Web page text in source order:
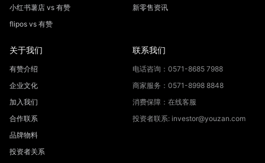
小红书薯店 vs 有赞
flipos vs 有赞
新零售资讯
关于我们
有赞介绍
企业文化
加入我们
合作联系
品牌物料
投资者关系
联系我们
电话咨询：0571-8685 7988
商家服务：0571-8998 8848
消费保障：在线客服
投资者联系: investor@youzan.com